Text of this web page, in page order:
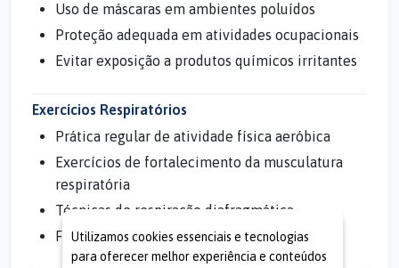
Uso de máscaras em ambientes poluídos
Proteção adequada em atividades ocupacionais
Evitar exposição a produtos químicos irritantes
Exercícios Respiratórios
Prática regular de atividade física aeróbica
Exercícios de fortalecimento da musculatura
respiratória
Técnicas de respiração diafragmática
Fisioterapia respiratória quando indicada
Utilizamos cookies essenciais e tecnologias
para oferecer melhor experiência e conteúdos